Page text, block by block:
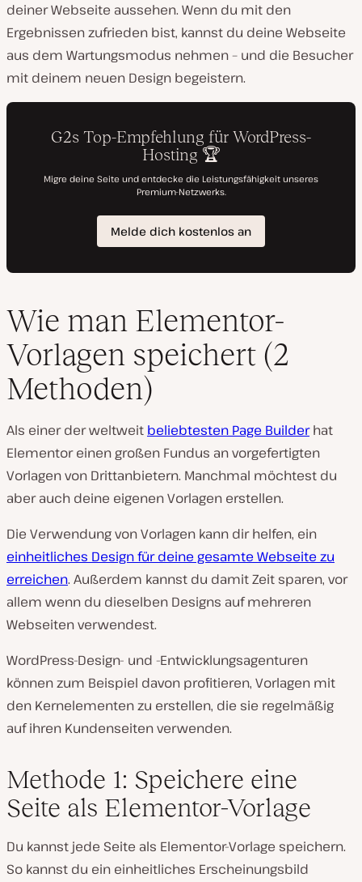
deiner Webseite aussehen. Wenn du mit den
Ergebnissen zufrieden bist, kannst du deine Webseite
aus dem Wartungsmodus nehmen – und die Besucher
mit deinem neuen Design begeistern.
Wie man Elementor-
Vorlagen speichert (2
Methoden)
Als einer der weltweit beliebtesten Page Builderhat
Elementor einen großen Fundus an vorgefertigten
Vorlagen von Drittanbietern. Manchmal möchtest du
aber auch deine eigenen Vorlagen erstellen.
Die Verwendung von Vorlagen kann dir helfen, ein
einheitliches Design für deine gesamte Webseite zu
erreichen. Außerdem kannst du damit Zeit sparen, vor
allem wenn du dieselben Designs auf mehreren
Webseiten verwendest.
WordPress-Design- und -Entwicklungsagenturen
können zum Beispiel davon profitieren, Vorlagen mit
den Kernelementen zu erstellen, die sie regelmäßig
auf ihren Kundenseiten verwenden.
Methode 1: Speichere eine
Seite als Elementor-Vorlage
Du kannst jede Seite als Elementor-Vorlage speichern.
So kannst du ein einheitliches Erscheinungsbild